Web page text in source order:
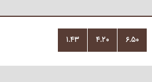
۱.۴۳ ۴.۲۰ ۶.۵۰